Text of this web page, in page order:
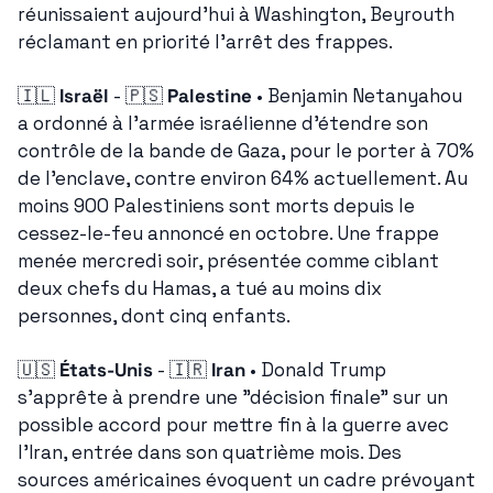
réunissaient aujourd'hui à Washington, Beyrouth
réclamant en priorité l'arrêt des frappes.
🇮🇱 Israël - 🇵🇸 Palestine • Benjamin Netanyahou
a ordonné à l'armée israélienne d'étendre son
contrôle de la bande de Gaza, pour le porter à 70%
de l'enclave, contre environ 64% actuellement. Au
moins 900 Palestiniens sont morts depuis le
cessez-le-feu annoncé en octobre. Une frappe
menée mercredi soir, présentée comme ciblant
deux chefs du Hamas, a tué au moins dix
personnes, dont cinq enfants.
🇺🇸 États-Unis - 🇮🇷 Iran • Donald Trump
s'apprête à prendre une "décision finale" sur un
possible accord pour mettre fin à la guerre avec
l'Iran, entrée dans son quatrième mois. Des
sources américaines évoquent un cadre prévoyant